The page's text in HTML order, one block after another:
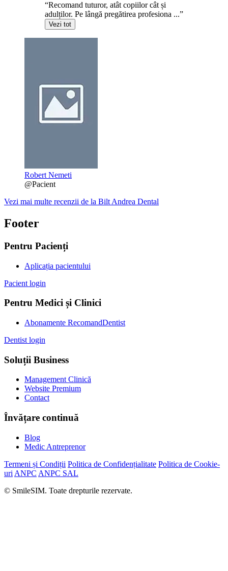
“Recomand tuturor, atât copiilor cât și
adulților. Pe lângă pregătirea profesiona ...”
Vezi tot
Robert Nemeti
@Pacient
Vezi mai multe recenzii de la Bilt Andrea Dental
Footer
Pentru Pacienți
Aplicația pacientului
Pacient login
Pentru Medici și Clinici
Abonamente RecomandDentist
Dentist login
Soluții Business
Management Clinică
Website Premium
Contact
Învățare continuă
Blog
Medic Antreprenor
Termeni și Condiții Politica de Confidențialitate Politica de Cookie-
uri ANPC ANPC SAL
© SmileSIM. Toate drepturile rezervate.